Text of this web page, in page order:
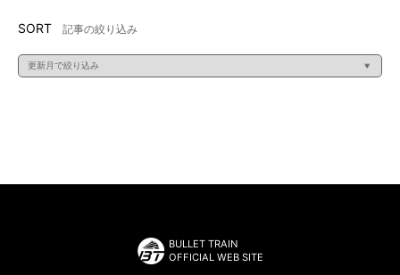
SORT 記事の絞り込み
BULLET TRAIN
OFFICIAL WEB SITE